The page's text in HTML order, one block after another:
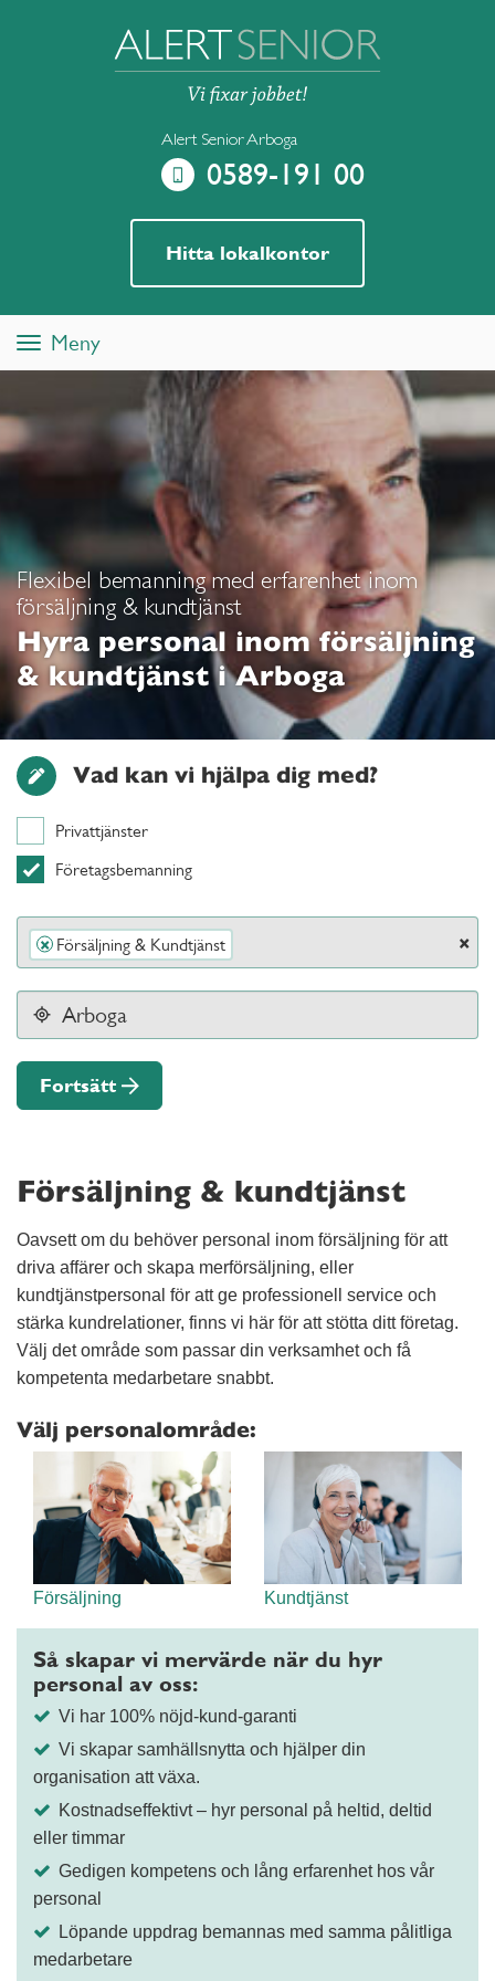
Alert Senior Arboga
0589-191 00
Hitta lokalkontor
ToggleMeny
Flexibel bemanning med erfarenhet inom
försäljning & kundtjänst
Hyra personal inom försäljning
& kundtjänst i Arboga
Vad kan vi hjälpa dig med?
Privattjänster
Företagsbemanning
×
× Försäljning & Kundtjänst
Fortsätt
Försäljning & kundtjänst
Oavsett om du behöver personal inom försäljning för att
driva affärer och skapa merförsäljning, eller
kundtjänstpersonal för att ge professionell service och
stärka kundrelationer, finns vi här för att stötta ditt företag.
Välj det område som passar din verksamhet och få
kompetenta medarbetare snabbt.
Välj personalområde:
Försäljning Kundtjänst
Så skapar vi mervärde när du hyr
personal av oss:
Vi har 100% nöjd-kund-garanti
Vi skapar samhällsnytta och hjälper din
organisation att växa.
Kostnadseffektivt – hyr personal på heltid, deltid
eller timmar
Gedigen kompetens och lång erfarenhet hos vår
personal
Löpande uppdrag bemannas med samma pålitliga
medarbetare